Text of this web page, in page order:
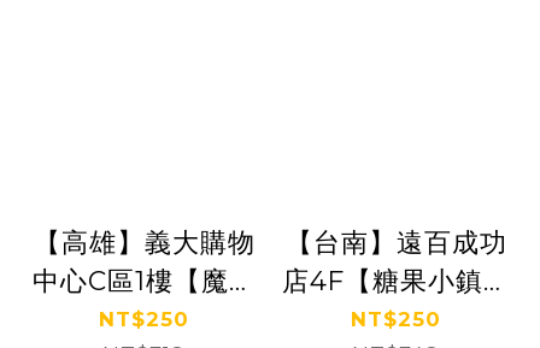
【高雄】義大購物
中心C區1樓【魔法
歡樂谷】(追風奇
NT$250
【台南】遠百成功
店4F【糖果小鎮】
(追風奇幻島集團)
NT$250